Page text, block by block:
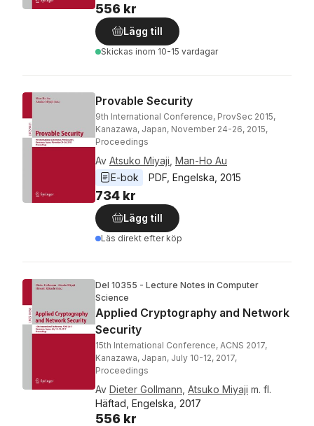
556 kr
Lägg till
Skickas inom 10-15 vardagar
Provable Security
9th International Conference, ProvSec 2015,
Kanazawa, Japan, November 24-26, 2015,
Proceedings
Av Atsuko Miyaji Man-Ho Au
E-bok
PDF Engelska 2015
734 kr
Lägg till
Läs direkt efter köp
Del 10355 - Lecture Notes in Computer
Science
Applied Cryptography and Network
Security
15th International Conference, ACNS 2017,
Kanazawa, Japan, July 10-12, 2017,
Proceedings
Av Dieter Gollmann Atsuko Miyaji m. fl.
Häftad, Engelska, 2017
556 kr